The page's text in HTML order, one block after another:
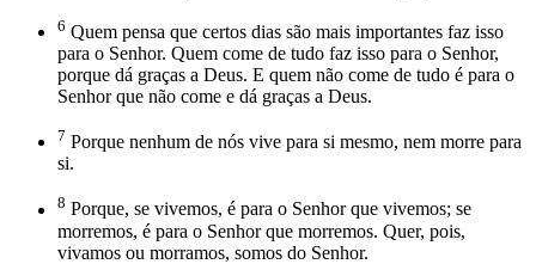
6 Quem pensa que certos dias são mais importantes faz isso
para o Senhor. Quem come de tudo faz isso para o Senhor,
porque dá graças a Deus. E quem não come de tudo é para o
Senhor que não come e dá graças a Deus.
7 Porque nenhum de nós vive para si mesmo, nem morre para
si.
8 Porque, se vivemos, é para o Senhor que vivemos; se
morremos, é para o Senhor que morremos. Quer, pois,
vivamos ou morramos, somos do Senhor.